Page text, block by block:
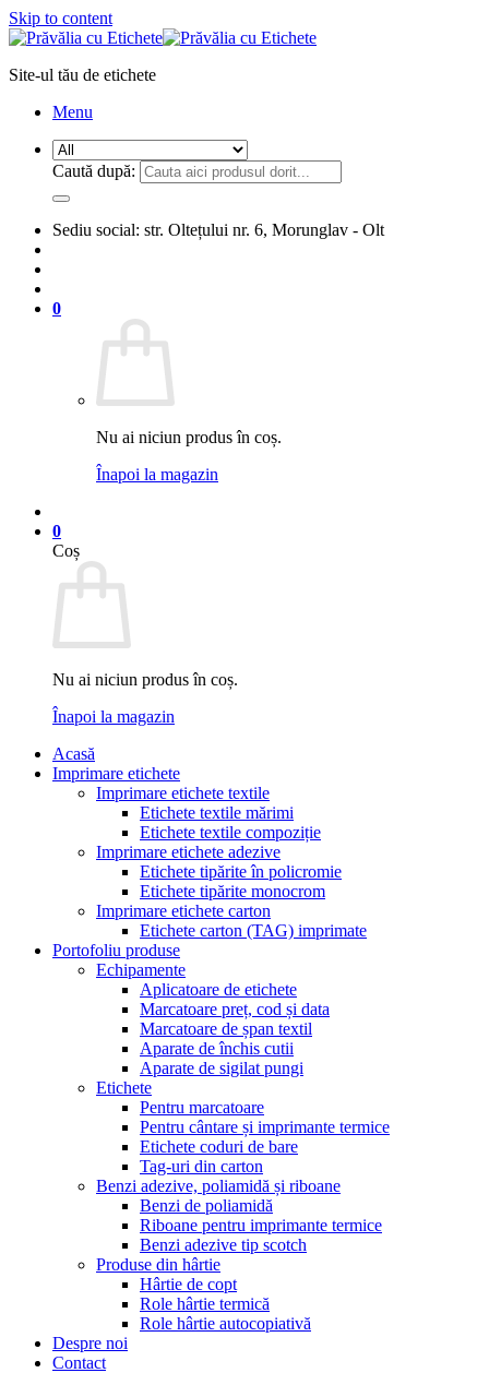
Skip to content
Site-ul tău de etichete
Menu
Caută după:
Sediu social: str. Oltețului nr. 6, Morunglav - Olt
0
Nu ai niciun produs în coș.
Înapoi la magazin
0
Coș
Nu ai niciun produs în coș.
Înapoi la magazin
Acasă
Imprimare etichete
Imprimare etichete textile
Etichete textile mărimi
Etichete textile compoziție
Imprimare etichete adezive
Etichete tipărite în policromie
Etichete tipărite monocrom
Imprimare etichete carton
Etichete carton (TAG) imprimate
Portofoliu produse
Echipamente
Aplicatoare de etichete
Marcatoare preț, cod și data
Marcatoare de șpan textil
Aparate de închis cutii
Aparate de sigilat pungi
Etichete
Pentru marcatoare
Pentru cântare și imprimante termice
Etichete coduri de bare
Tag-uri din carton
Benzi adezive, poliamidă și riboane
Benzi de poliamidă
Riboane pentru imprimante termice
Benzi adezive tip scotch
Produse din hârtie
Hârtie de copt
Role hârtie termică
Role hârtie autocopiativă
Despre noi
Contact